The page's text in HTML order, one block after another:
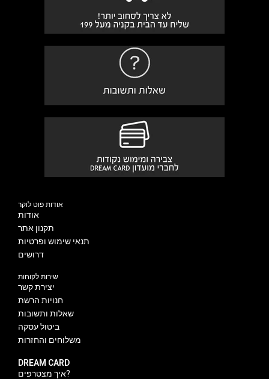
אודות פוט לוקר
אודות
תקנון אתר
תנאי שימוש ופרטיות
דרושים
שירות לקוחות
יצירת קשר
חנויות הרשת
שאלות ותשובות
ביטול עסקה
משלוחים והחזרות
DREAM CARD
איך מצטרפים?